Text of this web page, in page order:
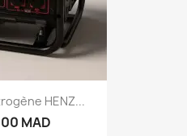
HENZ...
MAD